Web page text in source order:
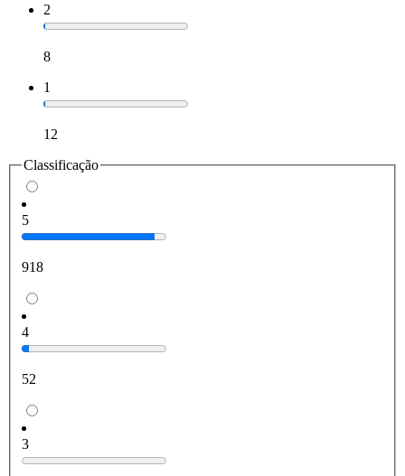
2
8
1
12
Classificação
5
918
4
52
3